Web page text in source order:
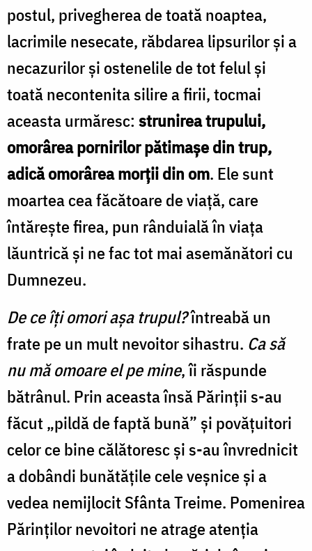
postul, privegherea de toată noaptea,
lacrimile nesecate, răbdarea lipsurilor și a
necazurilor și ostenelile de tot felul și
toată necontenita silire a firii, tocmai
aceasta urmăresc: strunirea trupului,
omorârea pornirilor pătimașe din trup,
adică omorârea morții din om. Ele sunt
moartea cea făcătoare de viață, care
întărește firea, pun rânduială în viața
lăuntrică și ne fac tot mai asemănători cu
Dumnezeu.
De ce îți omori așa trupul?întreabă un
frate pe un mult nevoitor sihastru. Ca să
nu mă omoare el pe mine, îi răspunde
bătrânul. Prin aceasta însă Părinții s-au
făcut „pildă de faptă bună” și povățuitori
celor ce bine călătoresc și s-au învrednicit
a dobândi bunătățile cele veșnice și a
vedea nemijlocit Sfânta Treime. Pomenirea
Părinților nevoitori ne atrage atenția